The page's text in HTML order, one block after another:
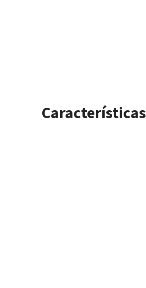
Características